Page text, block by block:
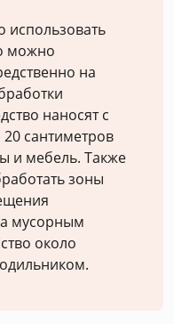
использовать
можно
на
наносят с
сантиметров
и мебель. Также
зоны
мусорным
около